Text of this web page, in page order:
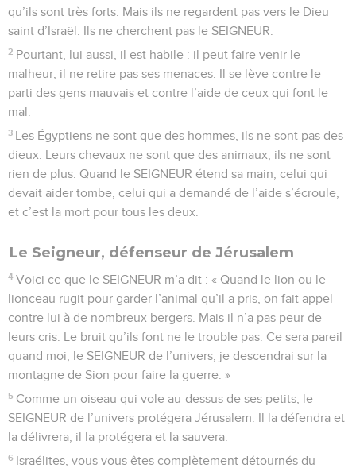
qu’ils sont très forts. Mais ils ne regardent pas vers le Dieu
saint d’Israël. Ils ne cherchent pas le SEIGNEUR.
2 Pourtant, lui aussi, il est habile : il peut faire venir le
malheur, il ne retire pas ses menaces. Il se lève contre le
parti des gens mauvais et contre l’aide de ceux qui font le
mal.
3 Les Égyptiens ne sont que des hommes, ils ne sont pas des
dieux. Leurs chevaux ne sont que des animaux, ils ne sont
rien de plus. Quand le SEIGNEUR étend sa main, celui qui
devait aider tombe, celui qui a demandé de l’aide s’écroule,
et c’est la mort pour tous les deux.
Le Seigneur, défenseur de Jérusalem
4 Voici ce que le SEIGNEUR m’a dit : « Quand le lion ou le
lionceau rugit pour garder l’animal qu’il a pris, on fait appel
contre lui à de nombreux bergers. Mais il n’a pas peur de
leurs cris. Le bruit qu’ils font ne le trouble pas. Ce sera pareil
quand moi, le SEIGNEUR de l’univers, je descendrai sur la
montagne de Sion pour faire la guerre. »
5 Comme un oiseau qui vole au-dessus de ses petits, le
SEIGNEUR de l’univers protégera Jérusalem. Il la défendra et
la délivrera, il la protégera et la sauvera.
6 Israélites, vous vous êtes complètement détournés du